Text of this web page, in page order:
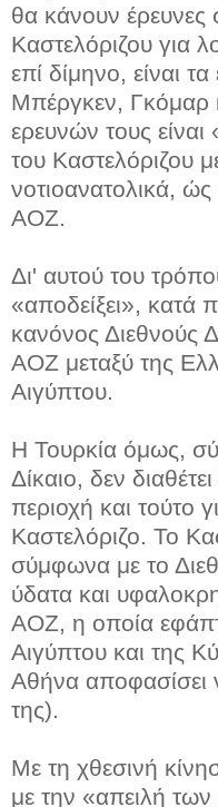
θα κάνουν έρευνες
Καστελόριζου για
επί δίμηνο, είναι
Μπέργκεν, Γκόμαρ
ερευνών τους
του Καστελόριζου
νοτιοανατολικά, ώς
ΑΟΖ.
Δι' αυτού του
«αποδείξει», κατά
κανόνος Διεθνούς
ΑΟΖ μεταξύ της
Αιγύπτου.
Η Τουρκία όμως,
Δίκαιο, δεν
περιοχή και τούτο
Καστελόριζο. Το
σύμφωνα με το
ύδατα και
ΑΟΖ, η οποία
Αιγύπτου και της
Αθήνα αποφασίσει
της).
Με τη χθεσινή
με την «απειλή